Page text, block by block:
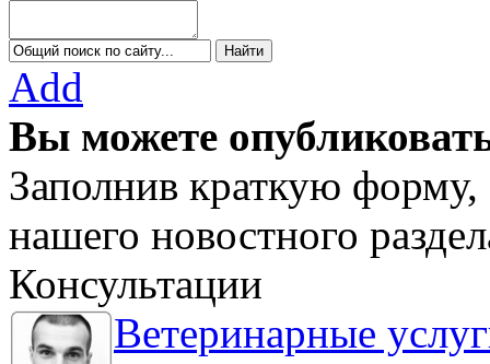
Add
Вы можете
Заполнив краткую
нашего новостного
Консультации
Ветеринарные